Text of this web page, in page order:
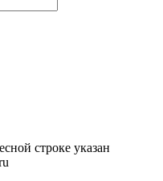
строке указан